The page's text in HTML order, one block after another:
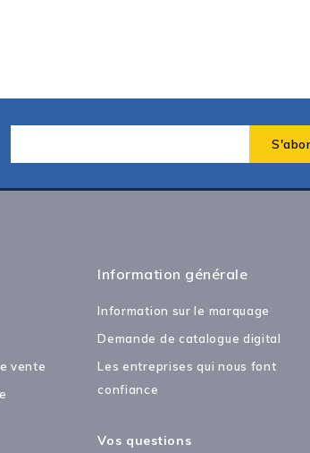
vente
Information générale
Information sur le marquage
Demande de catalogue digital
Les entreprises qui nous font
confiance
Vos questions